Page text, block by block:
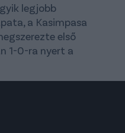
legjobb
a Kasimpasa
első
1-0-ra nyert a